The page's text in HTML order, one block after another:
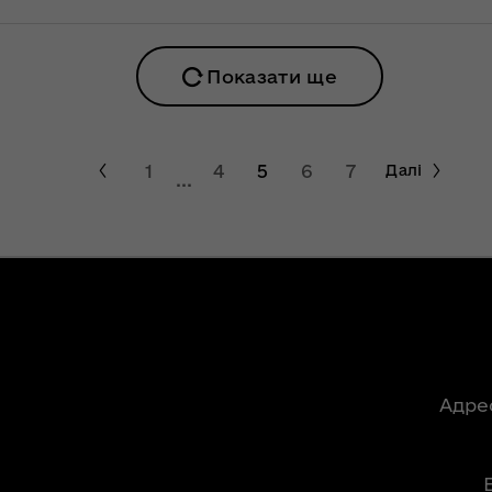
збір урожаю
НЕФОРМАТ:
ВІДЕО
Показати ще
1 ... 4 5 6 7 Далі